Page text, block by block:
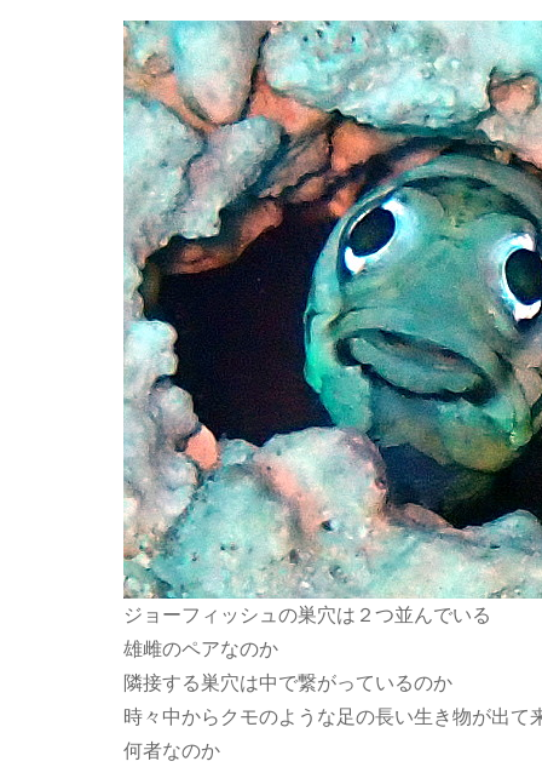
ジョーフィッシュの巣穴は２つ並んでいる
雄雌のペアなのか
隣接する巣穴は中で繋がっているのか
時々中からクモのような足の長い生き物が出て
何者なのか